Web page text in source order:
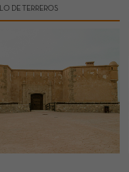
DE TERREROS